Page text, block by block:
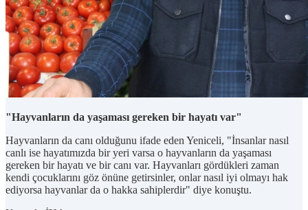
"Hayvanların da yaşaması gereken bir hayatı var"
Hayvanların da canı olduğunu ifade eden Yeniceli, "İnsanlar nasıl
canlı ise hayatımızda bir yeri varsa o hayvanların da yaşaması
gereken bir hayatı ve bir canı var. Hayvanları gördükleri zaman
kendi çocuklarını göz önüne getirsinler, onlar nasıl iyi olmayı hak
ediyorsa hayvanlar da o hakka sahiplerdir" diye konuştu.